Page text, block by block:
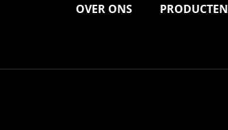
OVER ONS PRODUCTEN